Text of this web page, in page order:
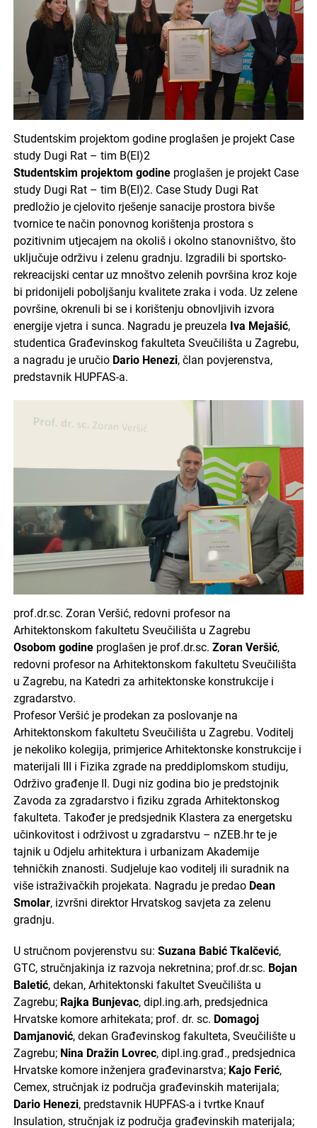
Studentskim projektom godine proglašen je projekt Case
study Dugi Rat – tim B(EI)2
Studentskim projektom godineproglašen je projekt Case
study Dugi Rat – tim B(EI)2. Case Study Dugi Rat
predložio je cjelovito rješenje sanacije prostora bivše
tvornice te način ponovnog korištenja prostora s
pozitivnim utjecajem na okoliš i okolno stanovništvo, što
uključuje održivu i zelenu gradnju. Izgradili bi sportsko-
rekreacijski centar uz mnoštvo zelenih površina kroz koje
bi pridonijeli poboljšanju kvalitete zraka i voda. Uz zelene
površine, okrenuli bi se i korištenju obnovljivih izvora
energije vjetra i sunca. Nagradu je preuzela Iva Mejašić,
studentica Građevinskog fakulteta Sveučilišta u Zagrebu,
a nagradu je uručio Dario Henezi, član povjerenstva,
predstavnik HUPFAS-a.
prof.dr.sc. Zoran Veršić, redovni profesor na
Arhitektonskom fakultetu Sveučilišta u Zagrebu
Osobom godineproglašen je prof.dr.sc. Zoran Veršić,
redovni profesor na Arhitektonskom fakultetu Sveučilišta
u Zagrebu, na Katedri za arhitektonske konstrukcije i
zgradarstvo.
Profesor Veršić je prodekan za poslovanje na
Arhitektonskom fakultetu Sveučilišta u Zagrebu. Voditelj
je nekoliko kolegija, primjerice Arhitektonske konstrukcije i
materijali III i Fizika zgrade na preddiplomskom studiju,
Održivo građenje II. Dugi niz godina bio je predstojnik
Zavoda za zgradarstvo i fiziku zgrada Arhitektonskog
fakulteta. Također je predsjednik Klastera za energetsku
učinkovitost i održivost u zgradarstvu – nZEB.hr te je
tajnik u Odjelu arhitektura i urbanizam Akademije
tehničkih znanosti. Sudjeluje kao voditelj ili suradnik na
više istraživačkih projekata. Nagradu je predao Dean
Smolar, izvršni direktor Hrvatskog savjeta za zelenu
gradnju.
U stručnom povjerenstvu su: Suzana Babić Tkalčević,
GTC, stručnjakinja iz razvoja nekretnina; prof.dr.sc. Bojan
Baletić, dekan, Arhitektonski fakultet Sveučilišta u
Zagrebu; Rajka Bunjevac, dipl.ing.arh, predsjednica
Hrvatske komore arhitekata; prof. dr. sc. Domagoj
Damjanović, dekan Građevinskog fakulteta, Sveučilište u
Zagrebu; Nina Dražin Lovrec, dipl.ing.građ., predsjednica
Hrvatske komore inženjera građevinarstva; Kajo Ferić,
Cemex, stručnjak iz područja građevinskih materijala;
Dario Henezi, predstavnik HUPFAS-a i tvrtke Knauf
Insulation, stručnjak iz područja građevinskih materijala;